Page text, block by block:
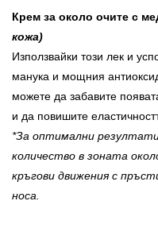
Крем за около очите с
кожа)
Използвайки този лек и
манука и мощния
можете да забавите
и да повишите
*За оптимални
количество в зоната
кръгови движения с
носа.